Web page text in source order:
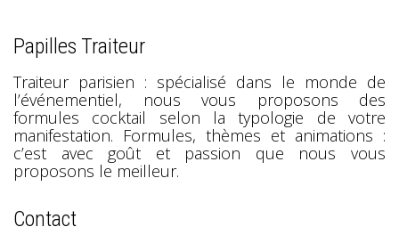
Papilles Traiteur
Traiteur parisien : spécialisé dans le monde de
l’événementiel, nous vous proposons des
formules cocktail selon la typologie de votre
manifestation. Formules, thèmes et animations :
c’est avec goût et passion que nous vous
proposons le meilleur.
Contact